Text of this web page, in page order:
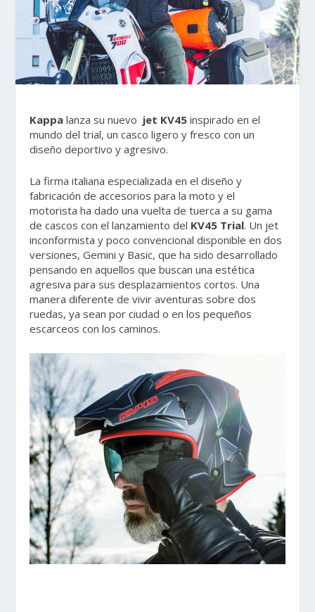
Kappa lanza su nuevo jet KV45 inspirado en el
mundo del trial, un casco ligero y fresco con un
diseño deportivo y agresivo.
La firma italiana especializada en el diseño y
fabricación de accesorios para la moto y el
motorista ha dado una vuelta de tuerca a su gama
de cascos con el lanzamiento del KV45 Trial. Un jet
inconformista y poco convencional disponible en dos
versiones, Gemini y Basic, que ha sido desarrollado
pensando en aquellos que buscan una estética
agresiva para sus desplazamientos cortos. Una
manera diferente de vivir aventuras sobre dos
ruedas, ya sean por ciudad o en los pequeños
escarceos con los caminos.